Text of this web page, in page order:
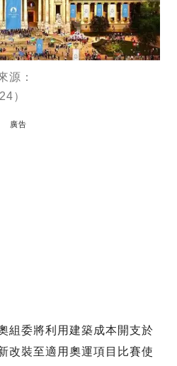
源：
）
廣告
組委將利用建築成本開支於
改裝至適用奧運項目比賽使